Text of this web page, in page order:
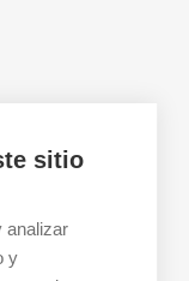
sitio
analizar
y